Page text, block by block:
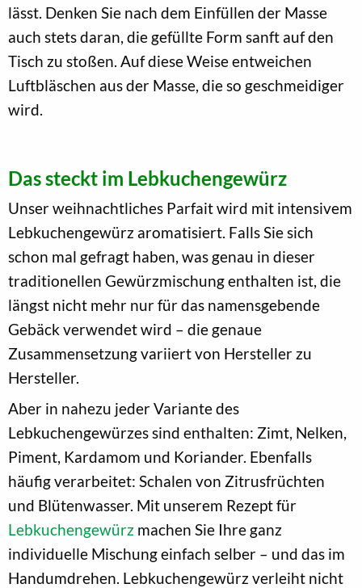
lässt. Denken Sie nach dem Einfüllen der Masse
auch stets daran, die gefüllte Form sanft auf den
Tisch zu stoßen. Auf diese Weise entweichen
Luftbläschen aus der Masse, die so geschmeidiger
wird.
Das steckt im Lebkuchengewürz
Unser weihnachtliches Parfait wird mit intensivem
Lebkuchengewürz aromatisiert. Falls Sie sich
schon mal gefragt haben, was genau in dieser
traditionellen Gewürzmischung enthalten ist, die
längst nicht mehr nur für das namensgebende
Gebäck verwendet wird – die genaue
Zusammensetzung variiert von Hersteller zu
Hersteller.
Aber in nahezu jeder Variante des
Lebkuchengewürzes sind enthalten: Zimt, Nelken,
Piment, Kardamom und Koriander. Ebenfalls
häufig verarbeitet: Schalen von Zitrusfrüchten
und Blütenwasser. Mit unserem Rezept für
Lebkuchengewürz machen Sie Ihre ganz
individuelle Mischung einfach selber – und das im
Handumdrehen. Lebkuchengewürz verleiht nicht